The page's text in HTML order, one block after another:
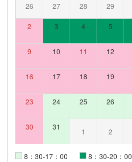
26 27 28 29
2 3 4 5
9 10 11 12
16 17 18 19
23 24 25 26
30 31 1 2
8：30-17：00 8：30-20：00